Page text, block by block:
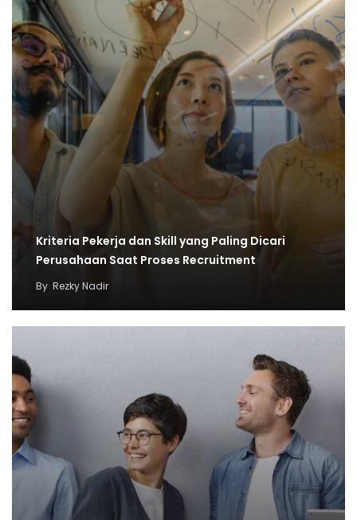
Kriteria Pekerja dan Skill yang Paling Dicari
Perusahaan Saat Proses Recruitment
By Rezky Nadir